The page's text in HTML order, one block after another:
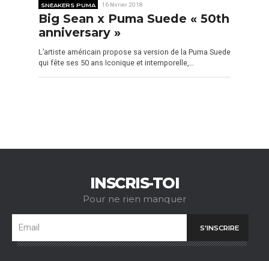
SNEAKERS PUMA 16 février 2018
Big Sean x Puma Suede « 50th
anniversary »
L’artiste américain propose sa version de la Puma Suede
qui fête ses 50 ans Iconique et intemporelle,…
INSCRIS-TOI
Pour ne rien manquer